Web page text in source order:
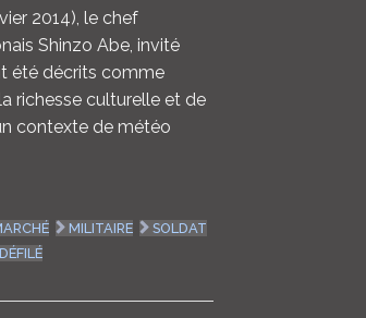
2014), le chef
Shinzo Abe, invité
été décrits comme
richesse culturelle et de
contexte de météo
MILITAIRE
SOLDAT
DÉFILÉ